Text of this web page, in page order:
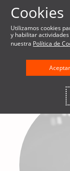
Cookies
Utilizamos cookies
y habilitar
nuestra Política de
Aceptar